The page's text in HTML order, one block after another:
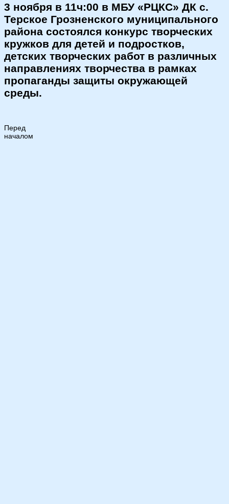
3 ноября в 11ч:00 в МБУ «РЦКС» ДК с.
Терское Грозненского муниципального
района состоялся конкурс творческих
кружков для детей и подростков,
детских творческих работ в различных
направлениях творчества в рамках
пропаганды защиты окружающей
среды.
Перед
началом